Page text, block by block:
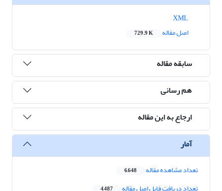
اصل مقاله
729.9 K
سابقه مقاله
هم رسانی
ارجاع به این مقاله
آمار
تعداد مشاهده مقاله 6,648